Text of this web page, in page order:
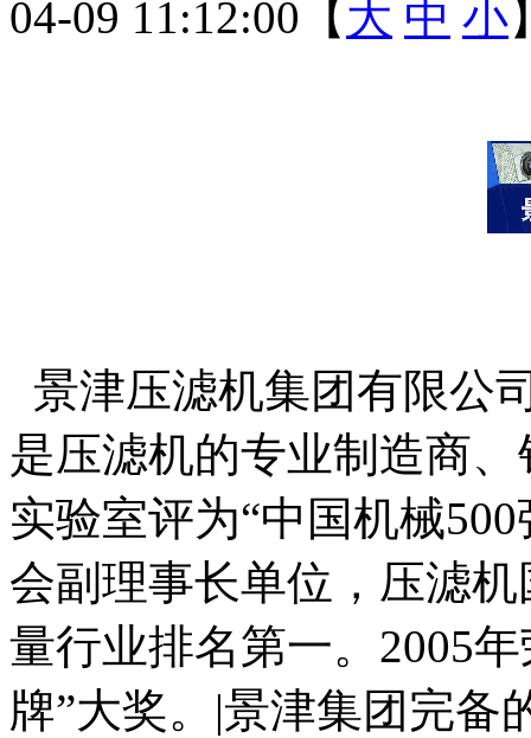
04-09 11:12:00【 大 中 小
景津压滤机集团有限公
是压滤机的专业制造商
实验室评为“中国机械
会副理事长单位，压滤
量行业排名第一。2005
牌”大奖。|景津集团完备